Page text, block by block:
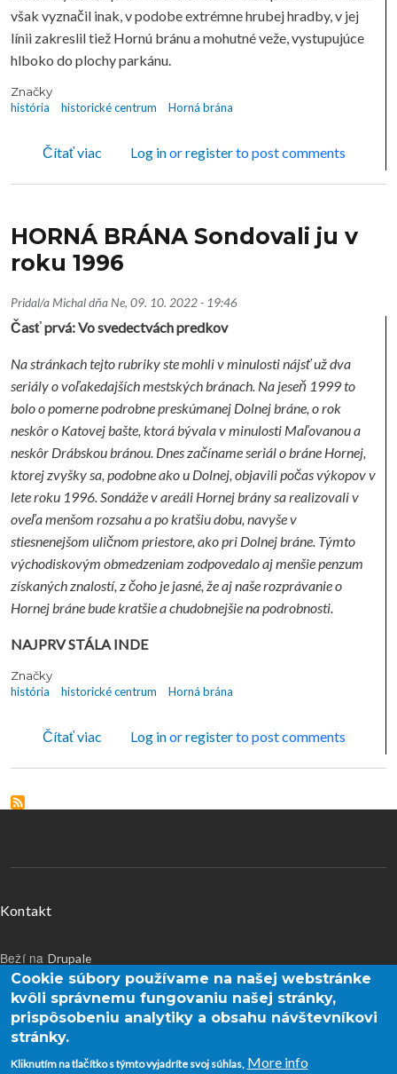
však vyznačil inak, v podobe extrémne hrubej hradby, v jej
línii zakreslil tiež Hornú bránu a mohutné veže, vystupujúce
hlboko do plochy parkánu.
Značky
história
historické centrum Horná brána
Čítať viaco HORNÁ BRÁNA Sondovali ju v roku 1996
Log inorregisterto post comments
HORNÁ BRÁNA Sondovali ju v
roku 1996
Pridal/a Michaldňa Ne, 09. 10. 2022 - 19:46
Časť prvá: Vo svedectvách predkov
Na stránkach tejto rubriky ste mohli v minulosti nájsť už dva
seriály o voľakedajších mestských bránach. Na jeseň 1999 to
bolo o pomerne podrobne preskúmanej Dolnej bráne, o rok
neskôr o Katovej bašte, ktorá bývala v minulosti Maľovanou a
neskôr Drábskou bránou. Dnes začíname seriál o bráne Hornej,
ktorej zvyšky sa, podobne ako u Dolnej, objavili počas výkopov v
lete roku 1996. Sondáže v areáli Hornej brány sa realizovali v
oveľa menšom rozsahu a po kratšiu dobu, navyše v
stiesnenejšom uličnom priestore, ako pri Dolnej bráne. Týmto
východiskovým obmedzeniam zodpovedalo aj menšie penzum
získaných znalostí, z čoho je jasné, že aj naše rozprávanie o
Hornej bráne bude kratšie a chudobnejšie na podrobnosti.
NAJPRV STÁLA INDE
Značky
história
historické centrum Horná brána
Čítať viaco HORNÁ BRÁNA Sondovali ju v roku 1996
Log inorregisterto post comments
Menu v päte
Kontakt
Beží na Drupale
Používateľské menu
Prihlásenie
Cookie súbory používame na našej webstránke
kvôli správnemu fungovaniu našej stránky,
prispôsobeniu analytiky a obsahu návštevníkovi
stránky.
Kliknutím na tlačítko s týmto vyjadríte svoj súhlas, More info